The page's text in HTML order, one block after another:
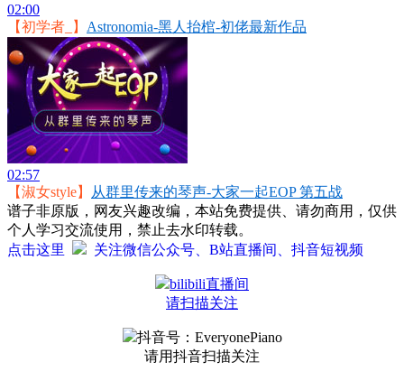
02:00
【初学者_】 Astronomia-黑人抬棺-初佬最新作品
02:57
【淑女style】
从群里传来的琴声-大家一起EOP 第五战
谱子非原版，网友兴趣改编，本站免费提供、请勿商用，仅供
个人学习交流使用，禁止去水印转载。
点击这里
关注微信公众号、B站直播间、抖音短视频
bilibili直播间
请扫描关注
抖音号：EveryonePiano
请用抖音扫描关注